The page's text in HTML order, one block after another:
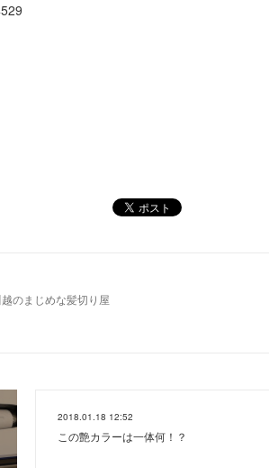
のまじめな髪切り屋
2018.01.18 12:52
この艶カラーは一体何！？